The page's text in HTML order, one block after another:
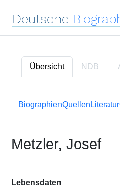
Deutsche
Übersicht NDB
BiographienQuellen Literatur
Metzler, Josef
Lebensdaten